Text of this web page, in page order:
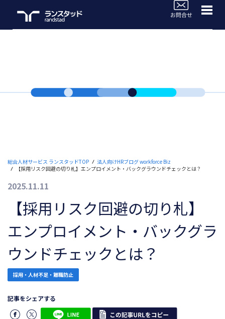
総合人材サービス ランスタッドTOP
法人向けHRブログ workforce Biz
【採用リスク回避の切り札】エンプロイメント・バックグラウンドチェックとは？
2025.11.11
【採用リスク回避の切り札】
エンプロイメント・バックグラ
ウンドチェックとは？
採用・人材不足・離職防止
記事をシェアする
WorkforceBiz
活用事例
お役立ち情報
人材のご依頼ご相談